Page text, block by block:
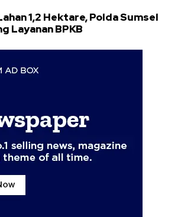
1,2 Hektare, Polda Sumsel
Layanan BPKB